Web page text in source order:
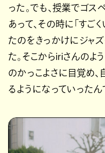
った。でも、授業でゴ
あって、その時に「すご
たのをきっかけにジャ
た。そこからiriさんのよ
のかっこよさに目覚め
るようになっていったん